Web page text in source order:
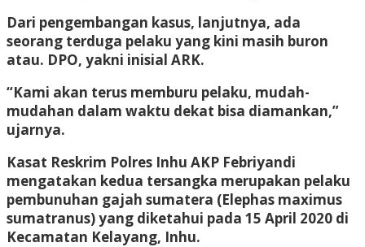
Dari pengembangan kasus, lanjutnya, ada
seorang terduga pelaku yang kini masih buron
atau. DPO, yakni inisial ARK.
“Kami akan terus memburu pelaku, mudah-
mudahan dalam waktu dekat bisa diamankan,”
ujarnya.
Kasat Reskrim Polres Inhu AKP Febriyandi
mengatakan kedua tersangka merupakan pelaku
pembunuhan gajah sumatera (Elephas maximus
sumatranus) yang diketahui pada 15 April 2020 di
Kecamatan Kelayang, Inhu.